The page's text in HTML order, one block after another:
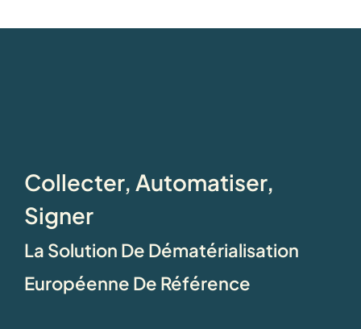
Collecter, Automatiser,
Signer
La Solution De Dématérialisation
Européenne De Référence